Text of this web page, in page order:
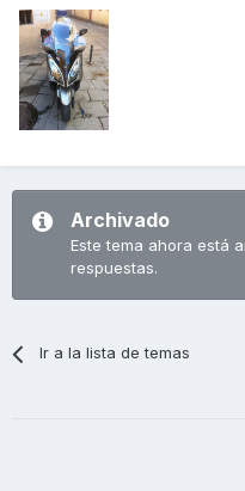
Archivado
Este tema ahora está
respuestas.
Ir a la lista de temas